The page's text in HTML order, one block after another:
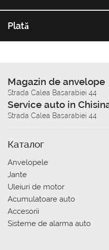
Plată
Magazin de anvelope
Strada Calea Basarabiei 44
Service auto in
Strada Calea Basarabiei 44
Каталог
Anvelopele
Jante
Uleiuri de motor
Acumulatoare auto
Accesorii
Sisteme de alarma auto